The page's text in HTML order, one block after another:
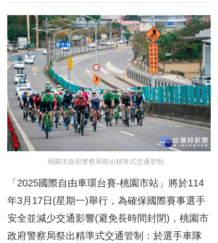
桃園市政府警察局祭出精準式交通管制。
「2025國際自由車環台賽-桃園市站」將於114
年3月17日(星期一)舉行，為確保國際賽事選手
安全並減少交通影響(避免長時間封閉)，桃園市
政府警察局祭出精準式交通管制：於選手車隊